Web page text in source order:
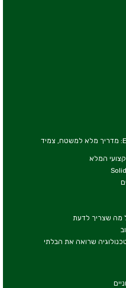
איך מקימים עמדת עבודה מוגנת ESD: מדריך מלא למשטח, צמיד
המלא
מה שצריך לדעת
שרואה את הבלתי